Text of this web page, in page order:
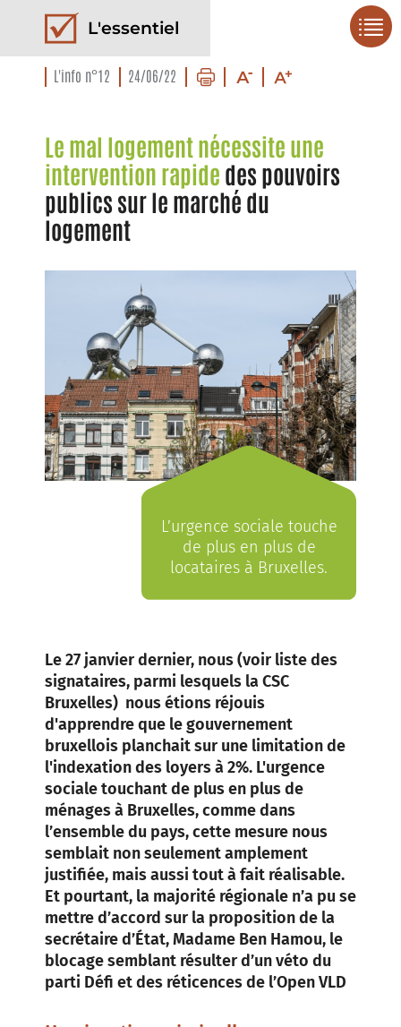
L'essentiel
L'info n°12 24/06/22
Le mal logement nécessite une
intervention rapide des pouvoirs
publics sur le marché du
logement
L’urgence sociale touche
de plus en plus de
locataires à Bruxelles.
Le 27 janvier dernier, nous (voir liste des
signataires, parmi lesquels la CSC
Bruxelles) nous étions réjouis
d'apprendre que le gouvernement
bruxellois planchait sur une limitation de
l'indexation des loyers à 2%. L'urgence
sociale touchant de plus en plus de
ménages à Bruxelles, comme dans
l’ensemble du pays, cette mesure nous
semblait non seulement amplement
justifiée, mais aussi tout à fait réalisable.
Et pourtant, la majorité régionale n’a pu se
mettre d’accord sur la proposition de la
secrétaire d’État, Madame Ben Hamou, le
blocage semblant résulter d’un véto du
parti Défi et des réticences de l’Open VLD